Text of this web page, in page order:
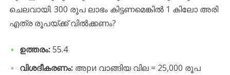
ചെലവായി. 300 രൂപ ലാഭം കിട്ടണമെങ്കിൽ 1 കിലോ അരി
എത്ര രൂപയ്ക്ക് വിൽക്കണം?
ഉത്തരം:55.4
വിശദീകരണം:അри വാങ്ങിയ വില = 25,000 രൂപ